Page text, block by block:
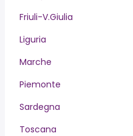
Friuli-V.Giulia
Liguria
Marche
Piemonte
Sardegna
Toscana